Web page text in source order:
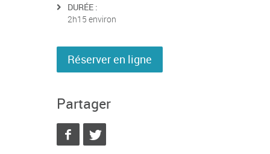
DURÉE :
2h15 environ
Réserver en ligne
Partager